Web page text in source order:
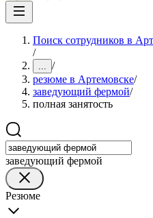
Поиск сотрудников в
/
... /
резюме в Артемовске/
заведующий фермой/
полная занятость
заведующий фермой
Резюме